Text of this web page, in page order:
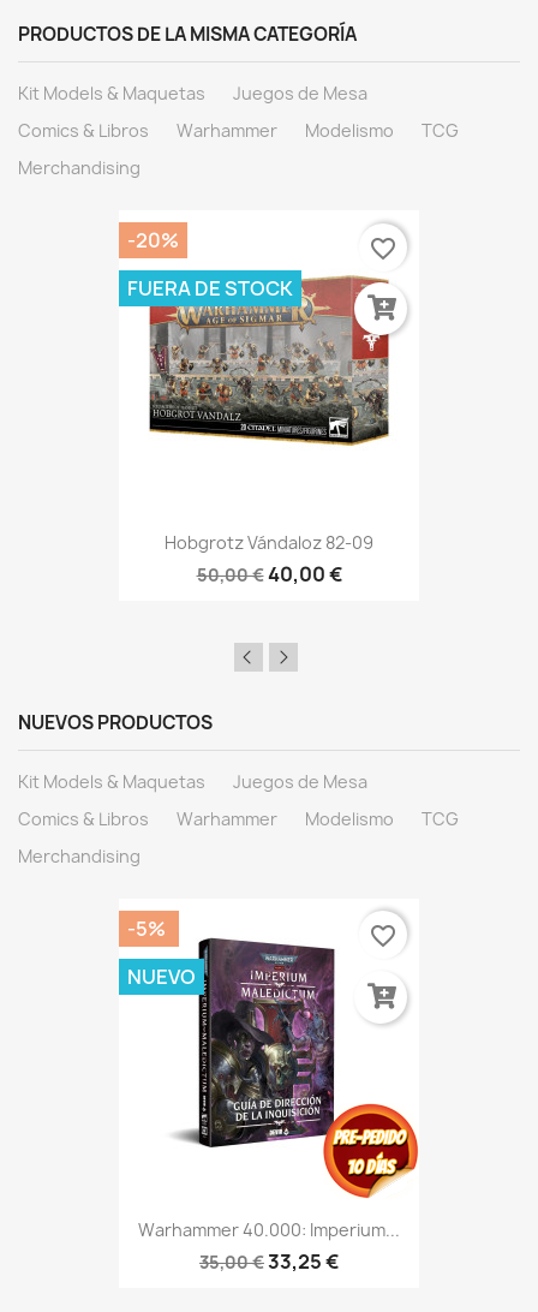
PRODUCTOS DE LA MISMA CATEGORÍA
Kit Models & Maquetas
Juegos de Mesa
Comics & Libros
Warhammer Modelismo
TCG
Merchandising
Hobgrotz Vándaloz 82-09
50,00 €40,00 €
-20%
FUERA DE STOCK
favorite_border
NUEVOS PRODUCTOS
Kit Models & Maquetas
Juegos de Mesa
Comics & Libros
Warhammer Modelismo
TCG
Merchandising
Warhammer 40.000: Imperium...
35,00 €33,25 €
-5%
NUEVO
favorite_border